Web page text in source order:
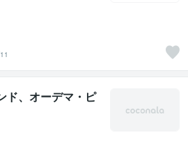
ド、オーデマ・ピ